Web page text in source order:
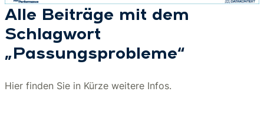
Suchen
Alle Beiträge mit dem
Schlagwort
„Passungsprobleme“
Hier finden Sie in Kürze weitere Infos.